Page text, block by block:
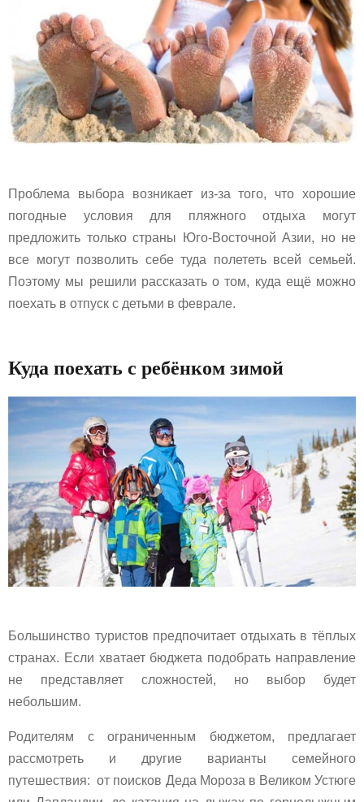
Проблема выбора возникает из-за того, что хорошие
погодные условия для пляжного отдыха могут
предложить только страны Юго-Восточной Азии, но не
все могут позволить себе туда полететь всей семьей.
Поэтому мы решили рассказать о том, куда ещё можно
поехать в отпуск с детьми в феврале.
Куда поехать с ребёнком зимой
Большинство туристов предпочитает отдыхать в тёплых
странах. Если хватает бюджета подобрать направление
не представляет сложностей, но выбор будет
небольшим.
Родителям с ограниченным бюджетом, предлагает
рассмотреть и другие варианты семейного
путешествия: от поисков Деда Мороза в Великом Устюге